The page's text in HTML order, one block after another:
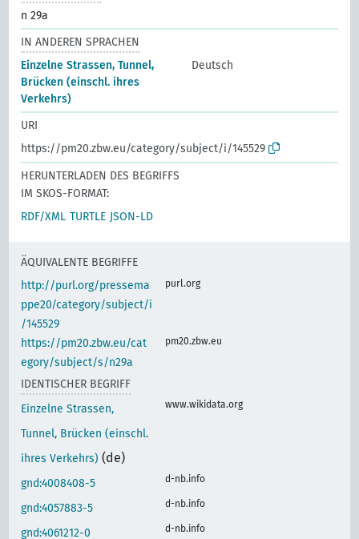
n 29a
IN ANDEREN SPRACHEN
Einzelne Strassen, Tunnel,
Brücken (einschl. ihres
Verkehrs)
Deutsch
URI
https://pm20.zbw.eu/category/subject/i/145529
HERUNTERLADEN DES BEGRIFFS
IM SKOS-FORMAT:
RDF/XML TURTLE JSON-LD
ÄQUIVALENTE BEGRIFFE
http://purl.org/pressema
ppe20/category/subject/i
/145529
purl.org
https://pm20.zbw.eu/cat
egory/subject/s/n29a
pm20.zbw.eu
IDENTISCHER BEGRIFF
Einzelne Strassen,
Tunnel, Brücken (einschl.
ihres Verkehrs) (de)
www.wikidata.org
gnd:4008408-5 d-nb.info
gnd:4057883-5 d-nb.info
gnd:4061212-0 d-nb.info